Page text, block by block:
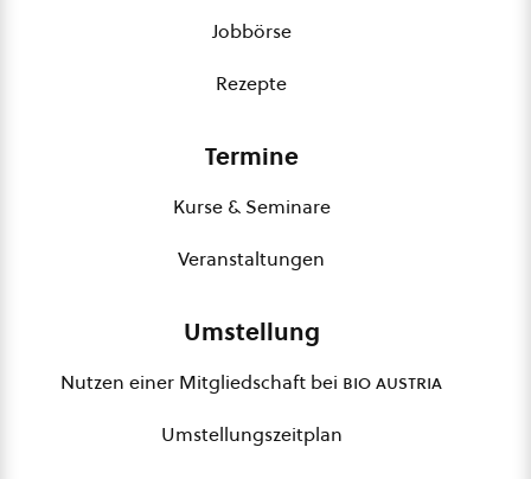
Jobbörse
Rezepte
Termine
Kurse & Seminare
Veranstaltungen
Umstellung
Nutzen einer Mitgliedschaft bei bio austria
Umstellungszeitplan